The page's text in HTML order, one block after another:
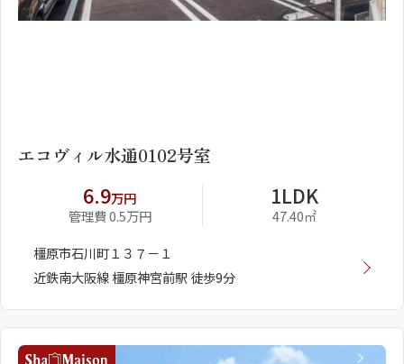
エコヴィル水通0102号室
6.9万円
管理費 0.5万円
1LDK
47.40㎡
橿原市石川町１３７－１
近鉄南大阪線 橿原神宮前駅 徒歩9分